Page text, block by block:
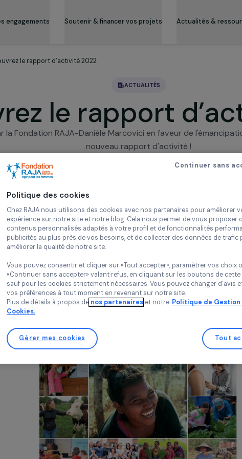
& ses engagements Soutenir & financer vos projets
Découvrez le rapport d’activité 2022
le rapport
par la Fondation RAJA-Danièle Marcovici en faveur
nouveau rapport d'activité !
LA FONDATION RAJA-DANIÈLE MARCOVICI A FINANCÉ
cela représente :
femmes victimes de violences accompagnées par les
jeunes filles scolarisées,
professionnelles ou aides à l’emploi dispensées,
femmes soutenues dans leurs actions en faveur de la
rapport, vous découvrirez également les nouveaux
et son travail de mobilisation des salariés du Groupe RAJA.
Politique des cookies
Chez RAJA nous utilisons des cookies avec nos partenaires
expérience sur notre site et notre blog. Cela nous permet de
publicités au plus près de vos besoins, et de collecter des
améliorer la qualité de notre site.
Vous pouvez consentir et cliquer sur «Tout accepter»,
«Continuer sans accepter» valant refus, en cliquant sur les
sauf pour les cookies strictement nécessaires. Vous pouvez
vos préférences à tout moment en revenant sur notre site.
Plus de détails à propos de et notre
Cookies.
Gérer mes cookies